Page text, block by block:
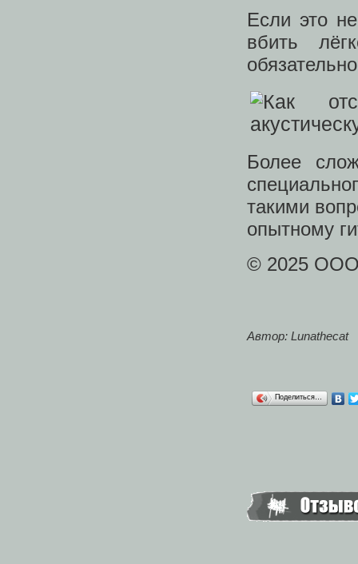
Если это
вбить
Более
такими
опытному
© 2025
Автор: Lunathecat
Поделиться…